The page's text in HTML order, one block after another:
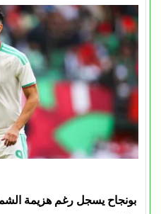
بونجاح يسجل رغم هزيمة